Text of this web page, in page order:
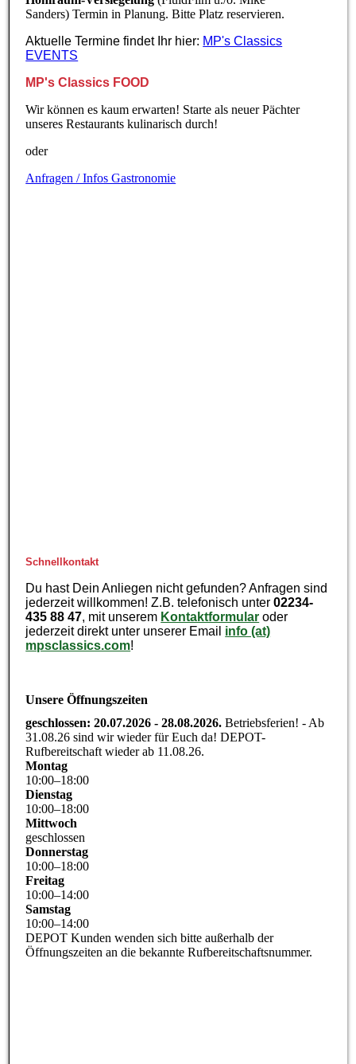
Sanders) Termin in Planung. Bitte Platz reservieren.
Aktuelle Termine findet Ihr hier: MP's Classics
EVENTS
MP's Classics FOOD
Wir können es kaum erwarten! Starte als neuer Pächter
unseres Restaurants kulinarisch durch!
oder
Anfragen / Infos Gastronomie
Schnellkontakt
Du hast Dein Anliegen nicht gefunden? Anfragen sind
jederzeit willkommen! Z.B. telefonisch unter02234-
435 88 47, mit unserem Kontaktformular oder
jederzeit direkt unter unserer Email info (at)
mpsclassics.com!
Unsere Öffnungszeiten
geschlossen: 20.07.2026 - 28.08.2026.Betriebsferien! - Ab
31.08.26 sind wir wieder für Euch da! DEPOT-
Rufbereitschaft wieder ab 11.08.26.
Montag
10:00–18:00
Dienstag
10:00–18:00
Mittwoch
geschlossen
Donnerstag
10:00–18:00
Freitag
10:00–14:00
Samstag
10:00–14:00
DEPOT Kunden wenden sich bitte außerhalb der
Öffnungszeiten an die bekannte Rufbereitschaftsnummer.